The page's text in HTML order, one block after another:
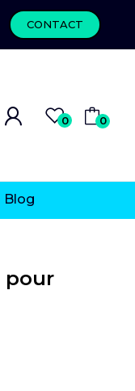
CONTACT
0 0
Blog
pour